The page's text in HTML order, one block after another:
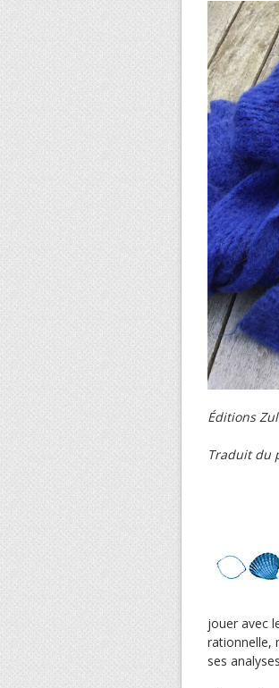
Éditions
Traduit du
jouer avec
rationnelle,
ses